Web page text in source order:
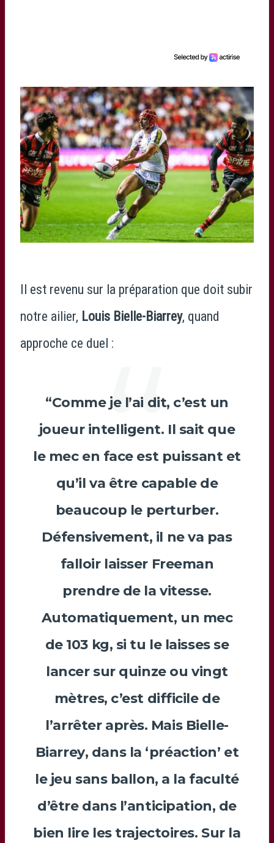
Il est revenu sur la préparation que doit subir
notre ailier, Louis Bielle-Biarrey, quand
approche ce duel :
“Comme je l’ai dit, c’est un
joueur intelligent. Il sait que
le mec en face est puissant et
qu’il va être capable de
beaucoup le perturber.
Défensivement, il ne va pas
falloir laisser Freeman
prendre de la vitesse.
Automatiquement, un mec
de 103 kg, si tu le laisses se
lancer sur quinze ou vingt
mètres, c’est difficile de
l’arrêter après. Mais Bielle-
Biarrey, dans la ‘préaction’ et
le jeu sans ballon, a la faculté
d’être dans l’anticipation, de
bien lire les trajectoires. Sur la